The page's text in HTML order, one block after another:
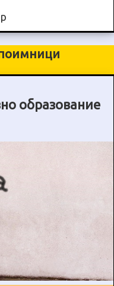
образование